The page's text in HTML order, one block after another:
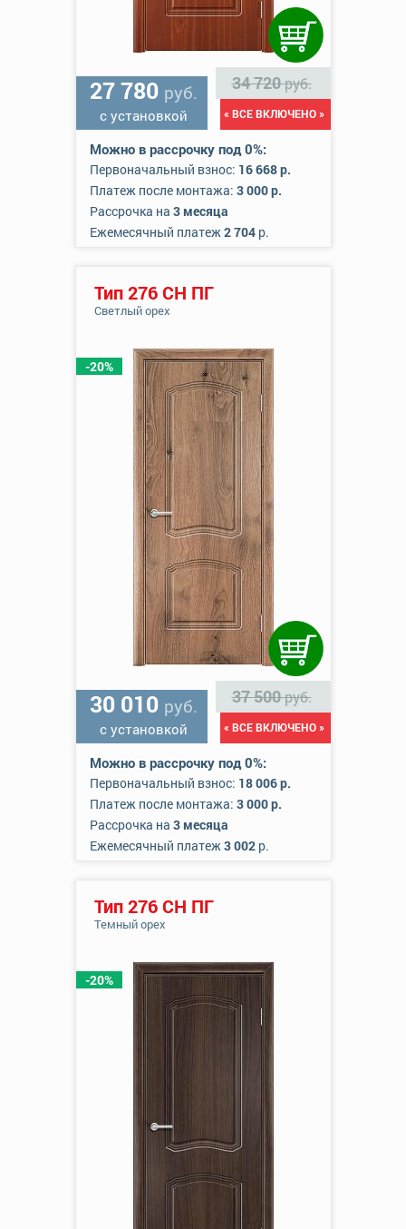
27 780 руб.
с установкой
34 720руб.
« ВСЕ ВКЛЮЧЕНО »
Можно в рассрочку под 0%:
Первоначальный взнос: 16 668 р.
Платеж после монтажа: 3 000 р.
Рассрочка на 3 месяца
Ежемесячный платеж2 704р.
-20%
Тип 276 СН ПГ
Светлый орех
30 010 руб.
с установкой
37 500руб.
« ВСЕ ВКЛЮЧЕНО »
Можно в рассрочку под 0%:
Первоначальный взнос: 18 006 р.
Платеж после монтажа: 3 000 р.
Рассрочка на 3 месяца
Ежемесячный платеж3 002р.
-20%
Тип 276 СН ПГ
Темный орех